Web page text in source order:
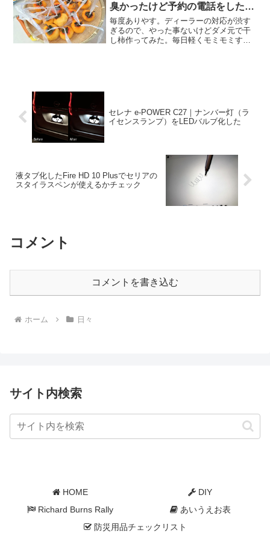
臭かったけど予約の電話をしたら
「今はスタッドレスタイヤの交換
作業で忙しいので最短で2週間後
になります」っていう渋い対応を
毎度ありやす。ディーラーの対応が渋す
ぎるので、やった事ないけどダメ元で干
し柿作ってみた。毎日軽くモミモミする
セレナ e-POWER C27｜ナンバー灯（ラ
イセンスランプ）をLEDバルブ化した
液タブ化したFire HD 10 Plusでセリアの
スタイラスペンが使えるかチェック
コメント
コメントを書き込む
ホーム 日々
サイト内検索
HOME
DIY
Richard Burns Rally
あいうえお表
防災用品チェックリスト